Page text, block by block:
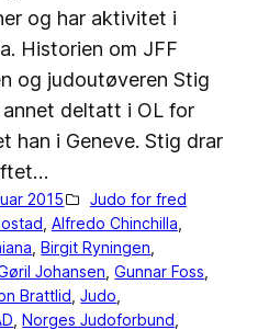
og har aktivitet i
Historien om JFF
og judoutøveren Stig
deltatt i OL for
han i Geneve. Stig drar
2015
Judo for fred
Alfredo Chinchilla
, Birgit Ryningen
Johansen , Gunnar Foss
Brattlid , Judo
, Norges Judoforbund